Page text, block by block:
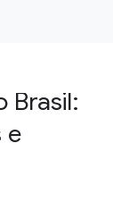
Brasil:
e